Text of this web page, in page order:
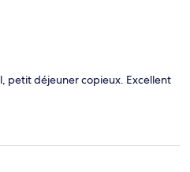
petit déjeuner copieux. Excellent